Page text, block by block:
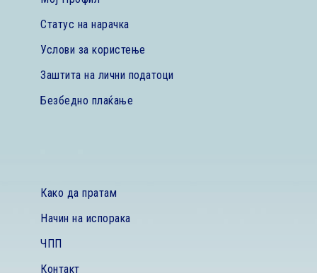
Статус на нарачка
Услови за користење
Заштита на лични податоци
Безбедно плаќање
Како да пратам
Начин на испорака
ЧПП
Контакт